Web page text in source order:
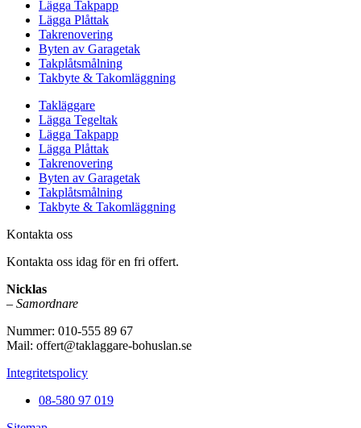
Lägga Takpapp
Lägga Plåttak
Takrenovering
Byten av Garagetak
Takplåtsmålning
Takbyte & Takomläggning
Takläggare
Lägga Tegeltak
Lägga Takpapp
Lägga Plåttak
Takrenovering
Byten av Garagetak
Takplåtsmålning
Takbyte & Takomläggning
Kontakta oss
Kontakta oss idag för en fri offert.
Nicklas
– Samordnare
Nummer: 010-555 89 67
Mail: offert@taklaggare-bohuslan.se
Integritetspolicy
08-580 97 019